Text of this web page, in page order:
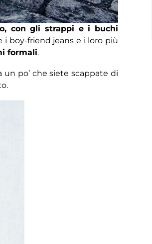
con gli strappi e i buchi
i boy-friend jeans e i loro più
formali.
po’ che siete scappate di